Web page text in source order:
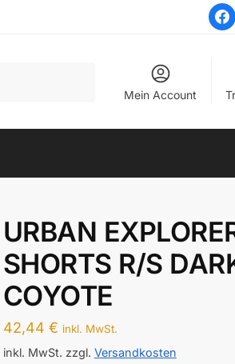
Mein Account
URBAN
SHORTS R/S
COYOTE
42,44 € inkl. MwSt.
inkl. MwSt. zzgl. Versandkosten